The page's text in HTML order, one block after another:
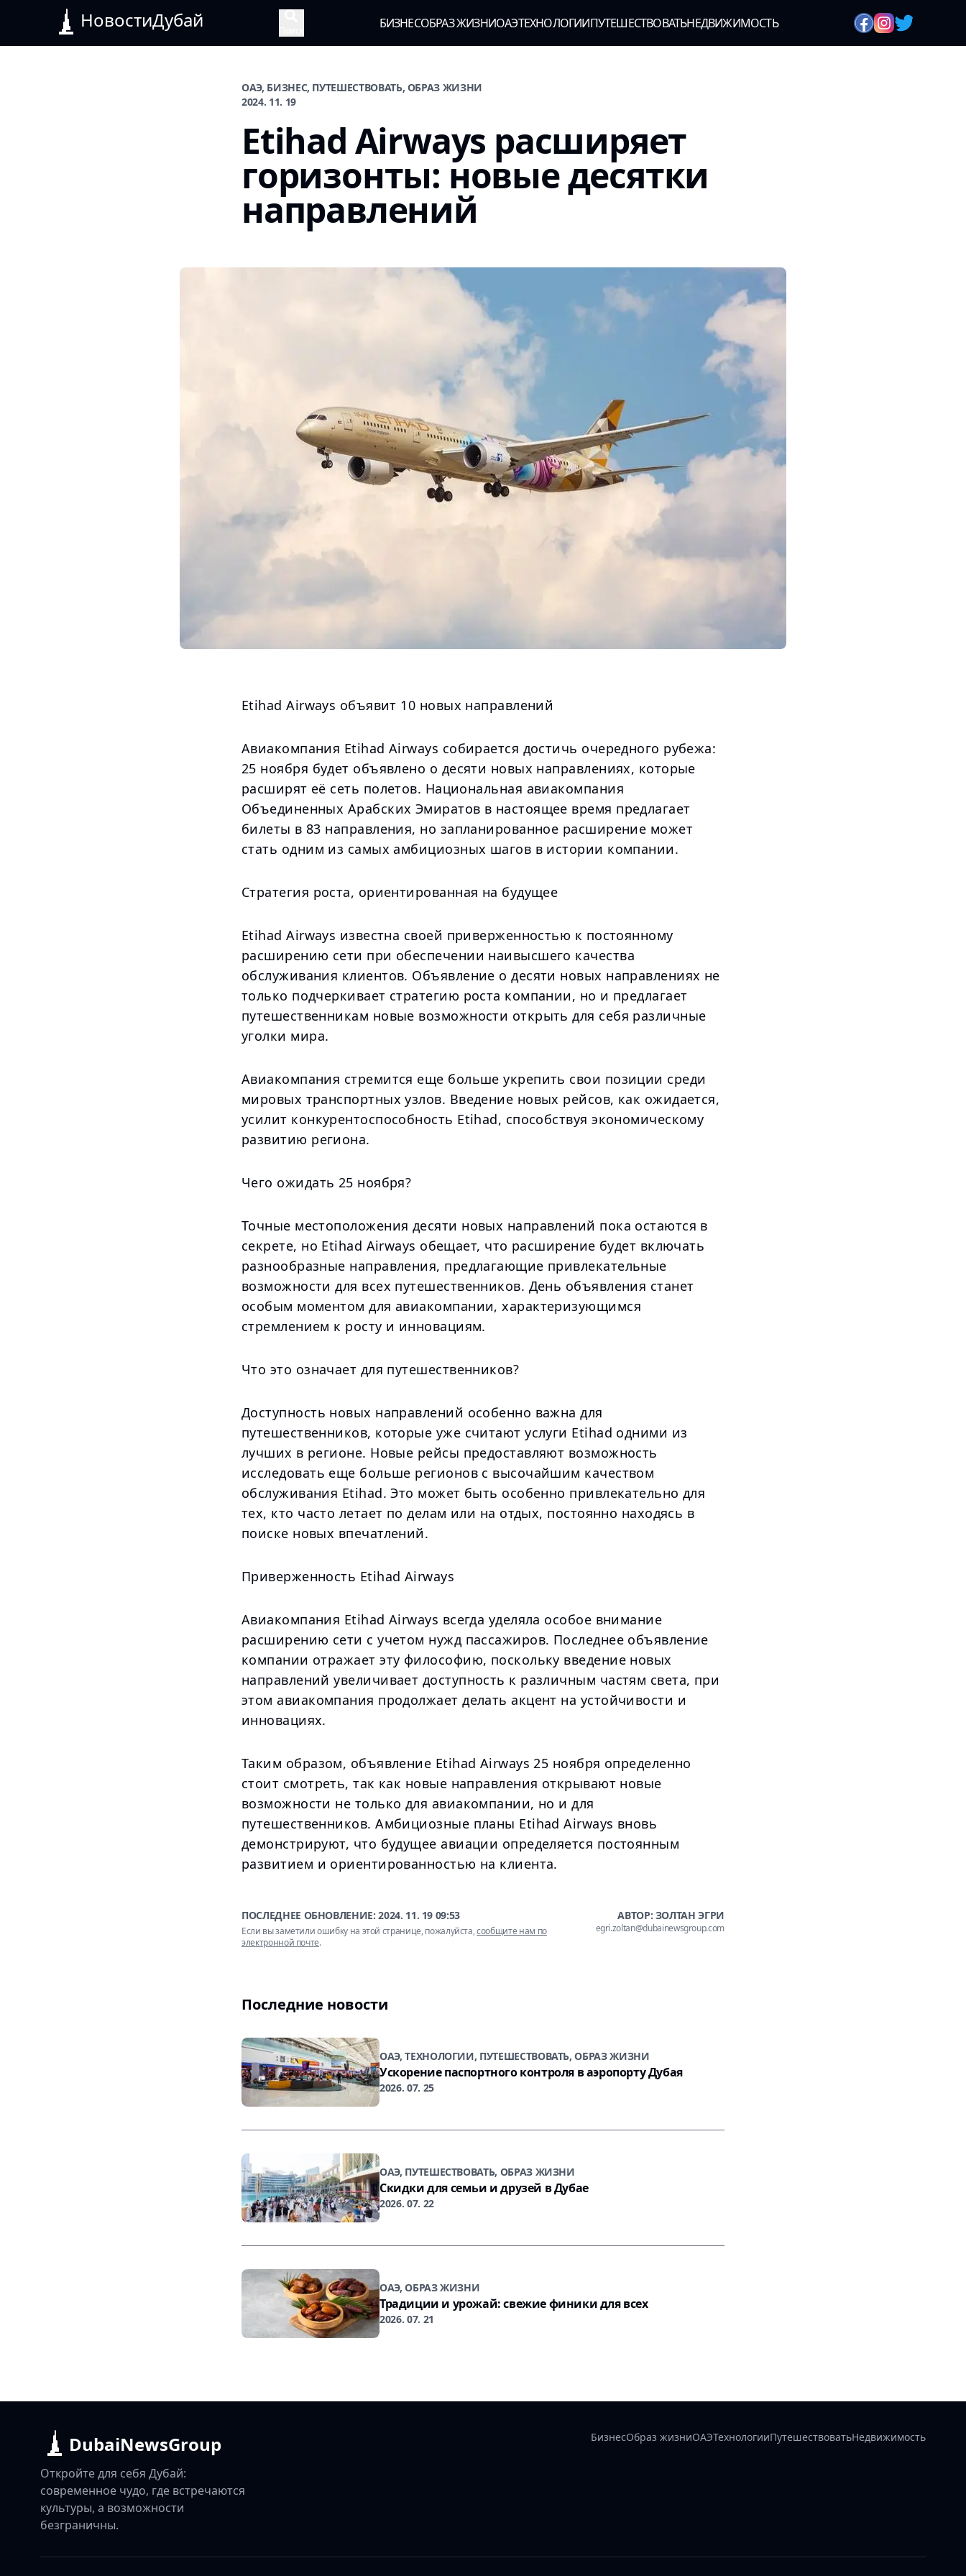
НовостиДубай БИЗНЕСОБРАЗ ЖИЗНИОАЭТЕХНОЛОГИИПУТЕШЕСТВОВАТЬНЕДВИЖИМОСТЬ
ОАЭ, БИЗНЕС, ПУТЕШЕСТВОВАТЬ, ОБРАЗ ЖИЗНИ
2024. 11. 19
Etihad Airways расширяет
горизонты: новые десятки
направлений
Etihad Airways объявит 10 новых направлений
Авиакомпания Etihad Airways собирается достичь очередного рубежа:
25 ноября будет объявлено о десяти новых направлениях, которые
расширят её сеть полетов. Национальная авиакомпания
Объединенных Арабских Эмиратов в настоящее время предлагает
билеты в 83 направления, но запланированное расширение может
стать одним из самых амбициозных шагов в истории компании.
Стратегия роста, ориентированная на будущее
Etihad Airways известна своей приверженностью к постоянному
расширению сети при обеспечении наивысшего качества
обслуживания клиентов. Объявление о десяти новых направлениях не
только подчеркивает стратегию роста компании, но и предлагает
путешественникам новые возможности открыть для себя различные
уголки мира.
Авиакомпания стремится еще больше укрепить свои позиции среди
мировых транспортных узлов. Введение новых рейсов, как ожидается,
усилит конкурентоспособность Etihad, способствуя экономическому
развитию региона.
Чего ожидать 25 ноября?
Точные местоположения десяти новых направлений пока остаются в
секрете, но Etihad Airways обещает, что расширение будет включать
разнообразные направления, предлагающие привлекательные
возможности для всех путешественников. День объявления станет
особым моментом для авиакомпании, характеризующимся
стремлением к росту и инновациям.
Что это означает для путешественников?
Доступность новых направлений особенно важна для
путешественников, которые уже считают услуги Etihad одними из
лучших в регионе. Новые рейсы предоставляют возможность
исследовать еще больше регионов с высочайшим качеством
обслуживания Etihad. Это может быть особенно привлекательно для
тех, кто часто летает по делам или на отдых, постоянно находясь в
поиске новых впечатлений.
Приверженность Etihad Airways
Авиакомпания Etihad Airways всегда уделяла особое внимание
расширению сети с учетом нужд пассажиров. Последнее объявление
компании отражает эту философию, поскольку введение новых
направлений увеличивает доступность к различным частям света, при
этом авиакомпания продолжает делать акцент на устойчивости и
инновациях.
Таким образом, объявление Etihad Airways 25 ноября определенно
стоит смотреть, так как новые направления открывают новые
возможности не только для авиакомпании, но и для
путешественников. Амбициозные планы Etihad Airways вновь
демонстрируют, что будущее авиации определяется постоянным
развитием и ориентированностью на клиента.
ПОСЛЕДНЕЕ ОБНОВЛЕНИЕ:2024. 11. 19 09:53
Если вы заметили ошибку на этой странице, пожалуйста,сообщите нам по
электронной почте.
АВТОР: ЗОЛТАН ЭГРИ
egri.zoltan@dubainewsgroup.com
Последние новости
ОАЭ, ТЕХНОЛОГИИ, ПУТЕШЕСТВОВАТЬ, ОБРАЗ ЖИЗНИ
Ускорение паспортного контроля в аэропорту Дубая
2026. 07. 25
ОАЭ, ПУТЕШЕСТВОВАТЬ, ОБРАЗ ЖИЗНИ
Скидки для семьи и друзей в Дубае
2026. 07. 22
ОАЭ, ОБРАЗ ЖИЗНИ
Традиции и урожай: свежие финики для всех
2026. 07. 21
DubaiNewsGroup
Откройте для себя Дубай:
современное чудо, где встречаются
культуры, а возможности
безграничны.
БизнесОбраз жизниОАЭТехнологииПутешествоватьНедвижимость